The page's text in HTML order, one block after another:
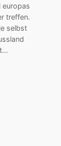
europas
treffen.
selbst